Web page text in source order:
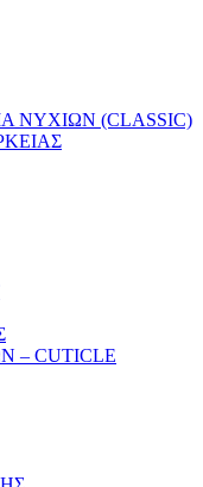
ΝΥΧΙΩΝ (CLASSIC)
CUTICLE